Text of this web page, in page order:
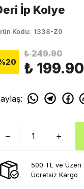
İp Kolye
Kodu: 1338-Z0
20
₺ 249.90
₺ 199.90
:
500 TL ve Üzeri
Ücretsiz Kargo